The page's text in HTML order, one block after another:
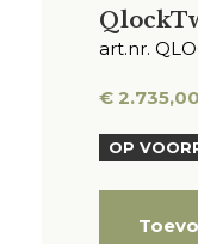
art.nr.
€ 2.735,00
OP